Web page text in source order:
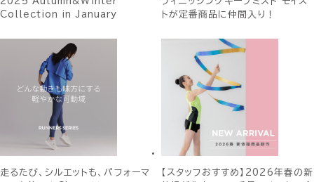
Collection in January
トが定番商品に仲間入り！
走るたび、シルエットも、パフォーマ
【スタッフおすすめ】2026年春の新